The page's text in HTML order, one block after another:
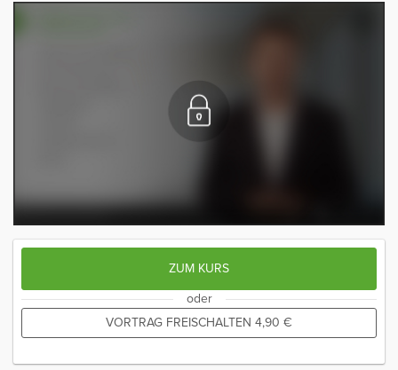
ZUM KURS
oder
VORTRAG FREISCHALTEN 4,90 €